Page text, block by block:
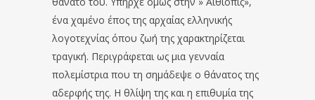
ένα χαμένο έπος της αρχαίας ελληνικής
λογοτεχνίας όπου ζωή της χαρακτηρίζεται
τραγική. Περιγράφεται ως μια γενναία
πολεμίστρια που τη σημάδεψε ο θάνατος της
αδερφής της. Η θλίψη της και η επιθυμία της